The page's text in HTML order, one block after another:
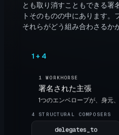
とも取り消すこともできる署
トそのものの中にあります。
それらがどう組み合わさるか
1 + 4
1 WORKHORSE
署名された主張
1つのエンベロープが、身元
4 STRUCTURAL COMPOSERS
delegates_to